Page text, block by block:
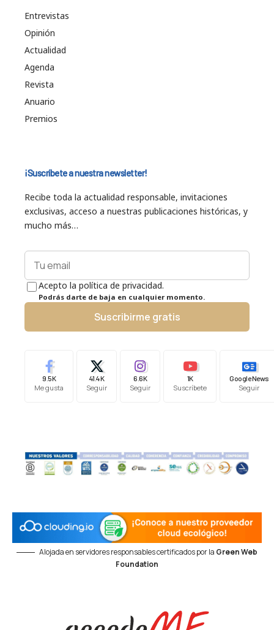
Entrevistas
Opinión
Actualidad
Agenda
Revista
Anuario
Premios
¡Suscríbete a nuestra newsletter!
Recibe toda la actualidad responsable, invitaciones
exclusivas, acceso a nuestras publicaciones históricas, y
mucho más…
Acepto la política de privacidad.
Podrás darte de baja en cualquier momento.
Suscribirme gratis
9.5K
Me gusta
41.4K
Seguir
6.6K
Seguir
1K
Suscríbete
Google News
Seguir
Alojada en servidores responsables certificados por la Green Web
Foundation